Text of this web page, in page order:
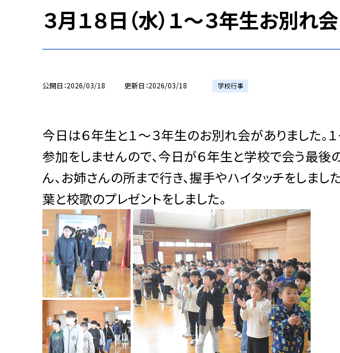
３月１８日（水）１～３年生お別れ会
公開日 2026/03/18 更新日 2026/03/18 学校行事
今日は６年生と１～３年生のお別れ会がありました。
参加をしませんので、今日が６年生と学校で会う最後
ん、お姉さんの所まで行き、握手やハイタッチをしまし
葉と校歌のプレゼントをしました。